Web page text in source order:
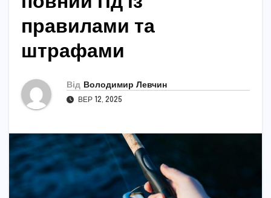
правилами та
штрафами
Від Володимир Левчин
ВЕР 12, 2025